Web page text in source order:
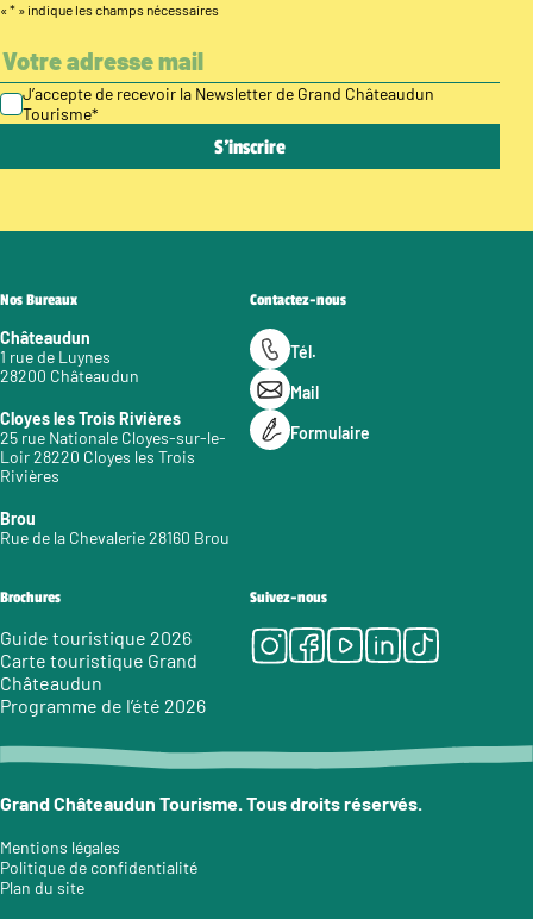
« * » indique les champs nécessaires
J’accepte de recevoir la Newsletter de Grand Châteaudun
Tourisme*
Nos Bureaux
Châteaudun
1 rue de Luynes
28200 Châteaudun
Cloyes les Trois Rivières
25 rue Nationale Cloyes-sur-le-
Loir 28220 Cloyes les Trois
Rivières
Brou
Rue de la Chevalerie 28160 Brou
Contactez-nous
Tél.
Mail
Formulaire
Brochures
Guide touristique 2026
Carte touristique Grand
Châteaudun
Programme de l’été 2026
Suivez-nous
Instagram
Facebook
Youtube
LinkedIn
Tiktok
Grand Châteaudun Tourisme. Tous droits réservés.
Mentions légales
Politique de confidentialité
Plan du site